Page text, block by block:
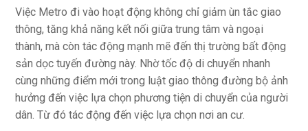
Việc Metro đi vào hoạt động không chỉ giảm ùn tắc giao
thông, tăng khả năng kết nối giữa trung tâm và ngoại
thành, mà còn tác động mạnh mẽ đến thị trường bất động
sản dọc tuyến đường này. Nhờ tốc độ di chuyển nhanh
cùng những điểm mới trong luật giao thông đường bộ ảnh
hưởng đến việc lựa chọn phương tiện di chuyển của người
dân. Từ đó tác động đến việc lựa chọn nơi an cư.